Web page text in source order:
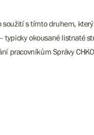
s tímto druhem,
typicky okousané listnaté
pracovníkům Správy